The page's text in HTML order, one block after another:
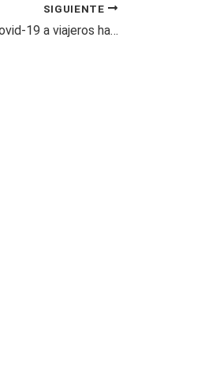
SIGUIENTE
Gobierno eliminó requisito de prueba Covid-19 a viajeros hacía Colombia